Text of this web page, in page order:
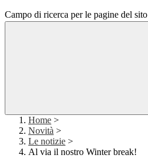
Campo di ricerca per le pagine del sito
Home >
Novità >
Le notizie >
Al via il nostro Winter break!